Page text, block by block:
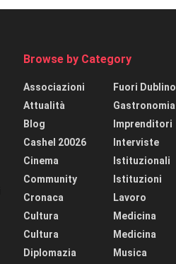
Browse by Category
Associazioni
Attualità
Blog
Cashel 20026
Cinema
Community
Cronaca
Cultura
Cultura
Diplomazia
Fuori Dublino
Gastronomia
Imprenditori
Interviste
Istituzionali
Istituzioni
Lavoro
Medicina
Medicina
Musica